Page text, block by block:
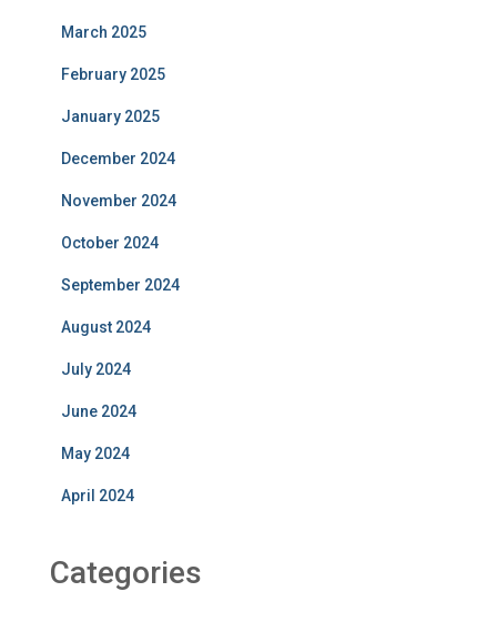
March 2025
February 2025
January 2025
December 2024
November 2024
October 2024
September 2024
August 2024
July 2024
June 2024
May 2024
April 2024
Categories